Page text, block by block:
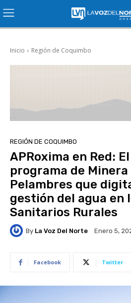
Inicio Región de Coquimbo
REGIÓN DE COQUIMBO
APRoxima en Red:
programa de Minera
Pelambres que
gestión del agua en
Sanitarios Rurales
By La Voz Del Norte Enero 5,
Facebook Twitter